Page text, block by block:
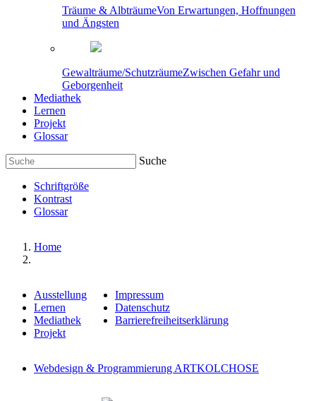
Träume & AlbträumeVon Erwartungen, Hoffnungen
und Ängsten
Gewalträume/SchutzräumeZwischen Gefahr und
Geborgenheit
Mediathek
Lernen
Projekt
Glossar
Suche
Schriftgröße
Kontrast
Glossar
Home
Ausstellung
Lernen
Mediathek
Projekt
Impressum
Datenschutz
Barrierefreiheitserklärung
Webdesign & Programmierung ARTKOLCHOSE